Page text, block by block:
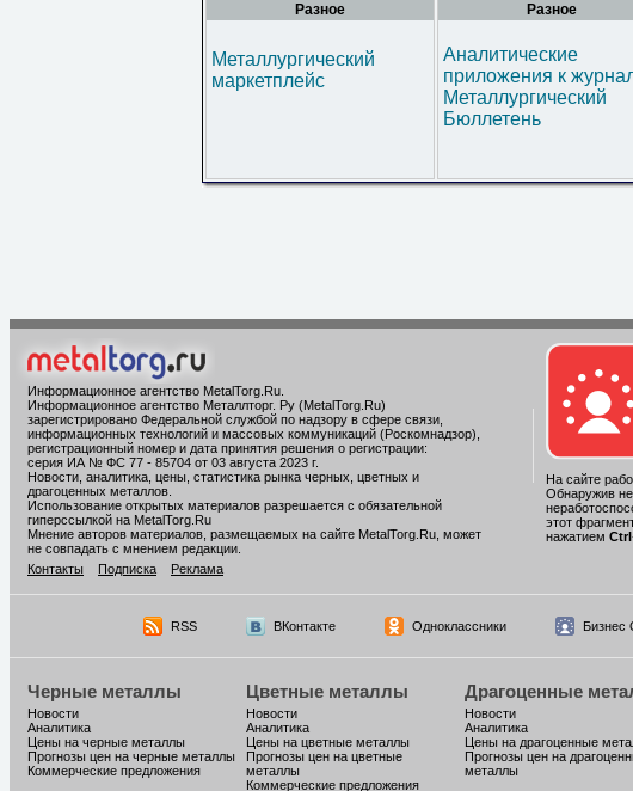
Разное
Металлургический
маркетплейс
Разное
Аналитические
приложения к
Металлургический
Бюллетень
Информационное агентство MetalTorg.Ru
Информационное агентство Металлторг. Ру (MetalTorg.Ru)
зарегистрировано Федеральной службой по надзору в сфере связи,
информационных технологий и массовых коммуникаций (Роскомнадзор),
регистрационный номер и дата принятия решения о регистрации:
серия ИА № ФС 77 - 85704 от 03 августа 2023 г.
Новости, аналитика, цены, статистика рынка черных, цветных и
драгоценных металлов.
Использование открытых материалов разрешается с обязательной
гиперссылкой на MetalTorg.Ru
Мнение авторов материалов, размещаемых на сайте MetalTorg.Ru, может
не совпадать с мнением редакции.
Контакты
Подписка Реклама
На сайте
Обнаружив
этот
нажатием Ctrl
RSS ВКонтакте Одноклассники Бизнес
Черные металлы
Новости
Аналитика
Цены на черные металлы
Прогнозы цен на черные металлы
Коммерческие предложения
Цветные металлы
Новости
Аналитика
Цены на цветные металлы
Прогнозы цен на цветные
металлы
Коммерческие предложения
Драгоценные
Новости
Аналитика
Цены на драгоценные
Прогнозы цен на
металлы